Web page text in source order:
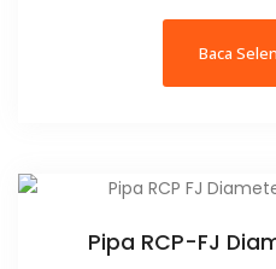
Baca
Pipa RCP-FJ